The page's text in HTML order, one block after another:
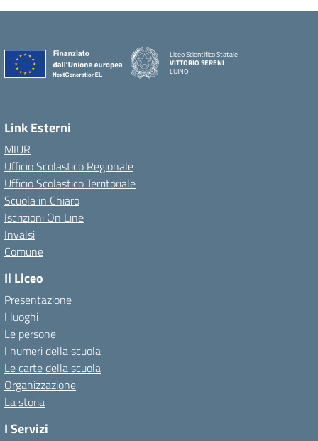
Liceo Scientifico Statale
VITTORIO SERENI
LUINO
Link Esterni
MIUR
Ufficio Scolastico Regionale
Ufficio Scolastico Territoriale
Scuola in Chiaro
Iscrizioni On Line
Invalsi
Comune
Il Liceo
Presentazione
I luoghi
Le persone
I numeri della scuola
Le carte della scuola
Organizzazione
La storia
I Servizi